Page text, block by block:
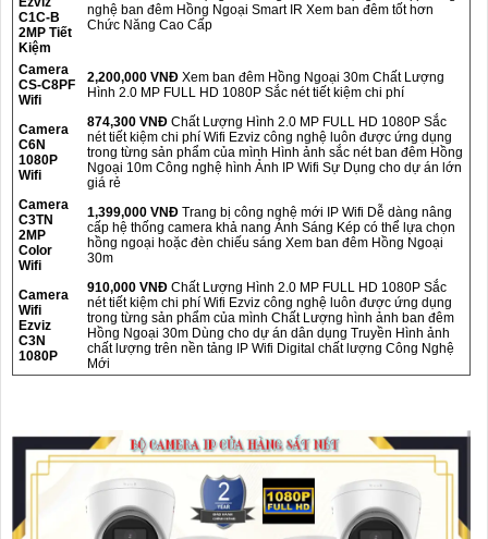
C1C-B
2MP Tiết
Kiệm
nghệ ban đêm Hồng Ngoại Smart IR Xem ban đêm tốt hơn
Chức Năng Cao Cấp
Camera
CS-C8PF
Wifi
2,200,000 VNĐ Xem ban đêm Hồng Ngoại 30m Chất Lượng
Hình 2.0 MP FULL HD 1080P Sắc nét tiết kiệm chi phí
Camera
C6N
1080P
Wifi
874,300 VNĐ Chất Lượng Hình 2.0 MP FULL HD 1080P Sắc
nét tiết kiệm chi phí Wifi Ezviz công nghệ luôn được ứng dụng
trong từng sản phẩm của mình Hình ảnh sắc nét ban đêm Hồng
Ngoại 10m Công nghệ hình Ảnh IP Wifi Sự Dụng cho dự án lớn
giá rẻ
Camera
C3TN
2MP
Color
Wifi
1,399,000 VNĐ Trang bị công nghệ mới IP Wifi Dễ dàng nâng
cấp hệ thống camera khả nang Ánh Sáng Kép có thể lựa chọn
hồng ngoại hoặc đèn chiếu sáng Xem ban đêm Hồng Ngoại
30m
Camera
Wifi
Ezviz
C3N
1080P
910,000 VNĐ Chất Lượng Hình 2.0 MP FULL HD 1080P Sắc
nét tiết kiệm chi phí Wifi Ezviz công nghệ luôn được ứng dụng
trong từng sản phẩm của mình Chất Lượng hình ảnh ban đêm
Hồng Ngoại 30m Dùng cho dự án dân dụng Truyền Hình ảnh
chất lượng trên nền tảng IP Wifi Digital chất lượng Công Nghệ
Mới